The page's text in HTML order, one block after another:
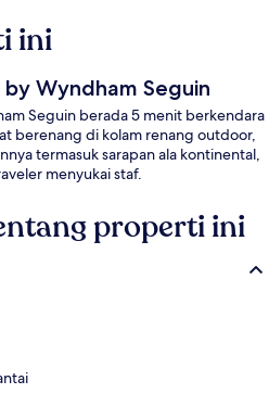
ini
Wyndham Seguin
Seguin berada 5 menit berkendara
berenang di kolam renang outdoor,
termasuk sarapan ala kontinental,
menyukai staf.
properti ini